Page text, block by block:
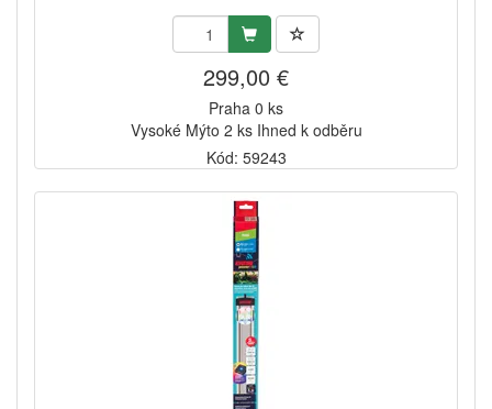
299,00 €
Praha 0 ks
Vysoké Mýto 2 ks Ihned k odběru
Kód: 59243